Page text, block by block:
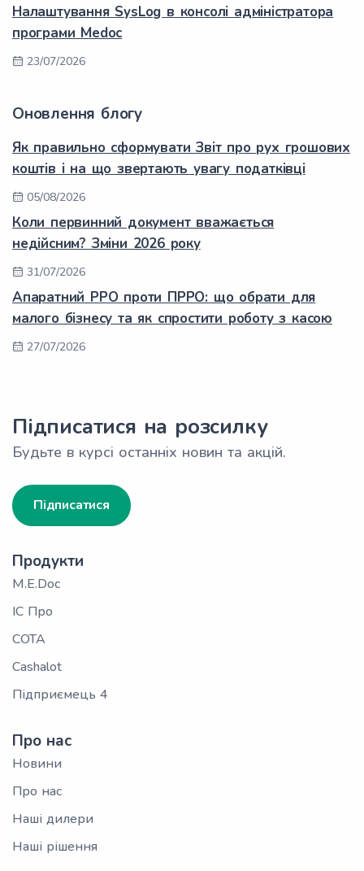
Налаштування SysLog в консолі адміністратора
програми Medoc
23/07/2026
Оновлення блогу
Як правильно сформувати Звіт про рух грошових
коштів і на що звертають увагу податківці
05/08/2026
Коли первинний документ вважається
недійсним? Зміни 2026 року
31/07/2026
Апаратний РРО проти ПРРО: що обрати для
малого бізнесу та як спростити роботу з касою
27/07/2026
Підписатися на розсилку
Будьте в курсі останніх новин та акцій.
Підписатися
Продукти
M.E.Doc
ІС Про
СОТА
Cashalot
Підприємець 4
Про нас
Новини
Про нас
Наші дилери
Наші рішення